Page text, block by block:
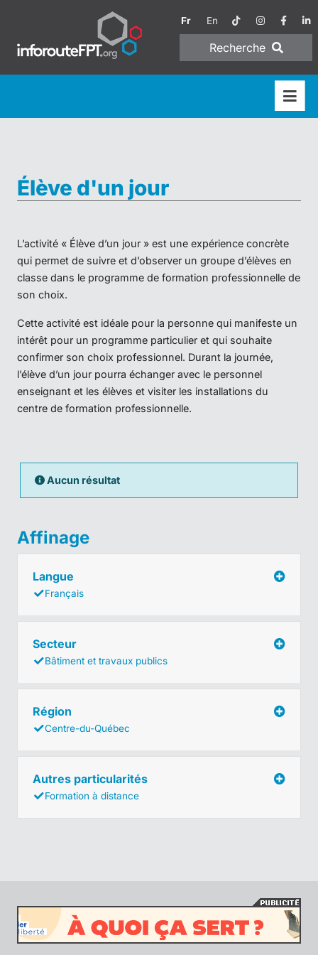
Fr En
Recherche
Élève d'un jour
L’activité « Élève d’un jour » est une expérience concrète
qui permet de suivre et d’observer un groupe d’élèves en
classe dans le programme de formation professionnelle de
son choix.
Cette activité est idéale pour la personne qui manifeste un
intérêt pour un programme particulier et qui souhaite
confirmer son choix professionnel. Durant la journée,
l’élève d’un jour pourra échanger avec le personnel
enseignant et les élèves et visiter les installations du
centre de formation professionnelle.
Aucun résultat
Affinage
Langue
Français
Secteur
Bâtiment et travaux publics
Région
Centre-du-Québec
Autres particularités
Formation à distance